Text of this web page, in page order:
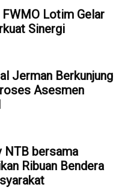
Lotim Gelar
Sinergi
Jerman Berkunjung
Asesmen
NTB bersama
Ribuan Bendera